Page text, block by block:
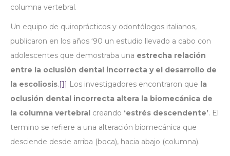
columna vertebral.
Un equipo de quiroprácticos y odontólogos italianos,
publicaron en los años ‘90 un estudio llevado a cabo con
adolescentes que demostraba una estrecha relación
entre la oclusión dental incorrecta y el desarrollo de
la escoliosis.[1] Los investigadores encontraron que la
oclusión dental incorrecta altera la biomecánica de
la columna vertebral creando ‘estrés descendente’. El
termino se refiere a una alteración biomecánica que
desciende desde arriba (boca), hacia abajo (columna).